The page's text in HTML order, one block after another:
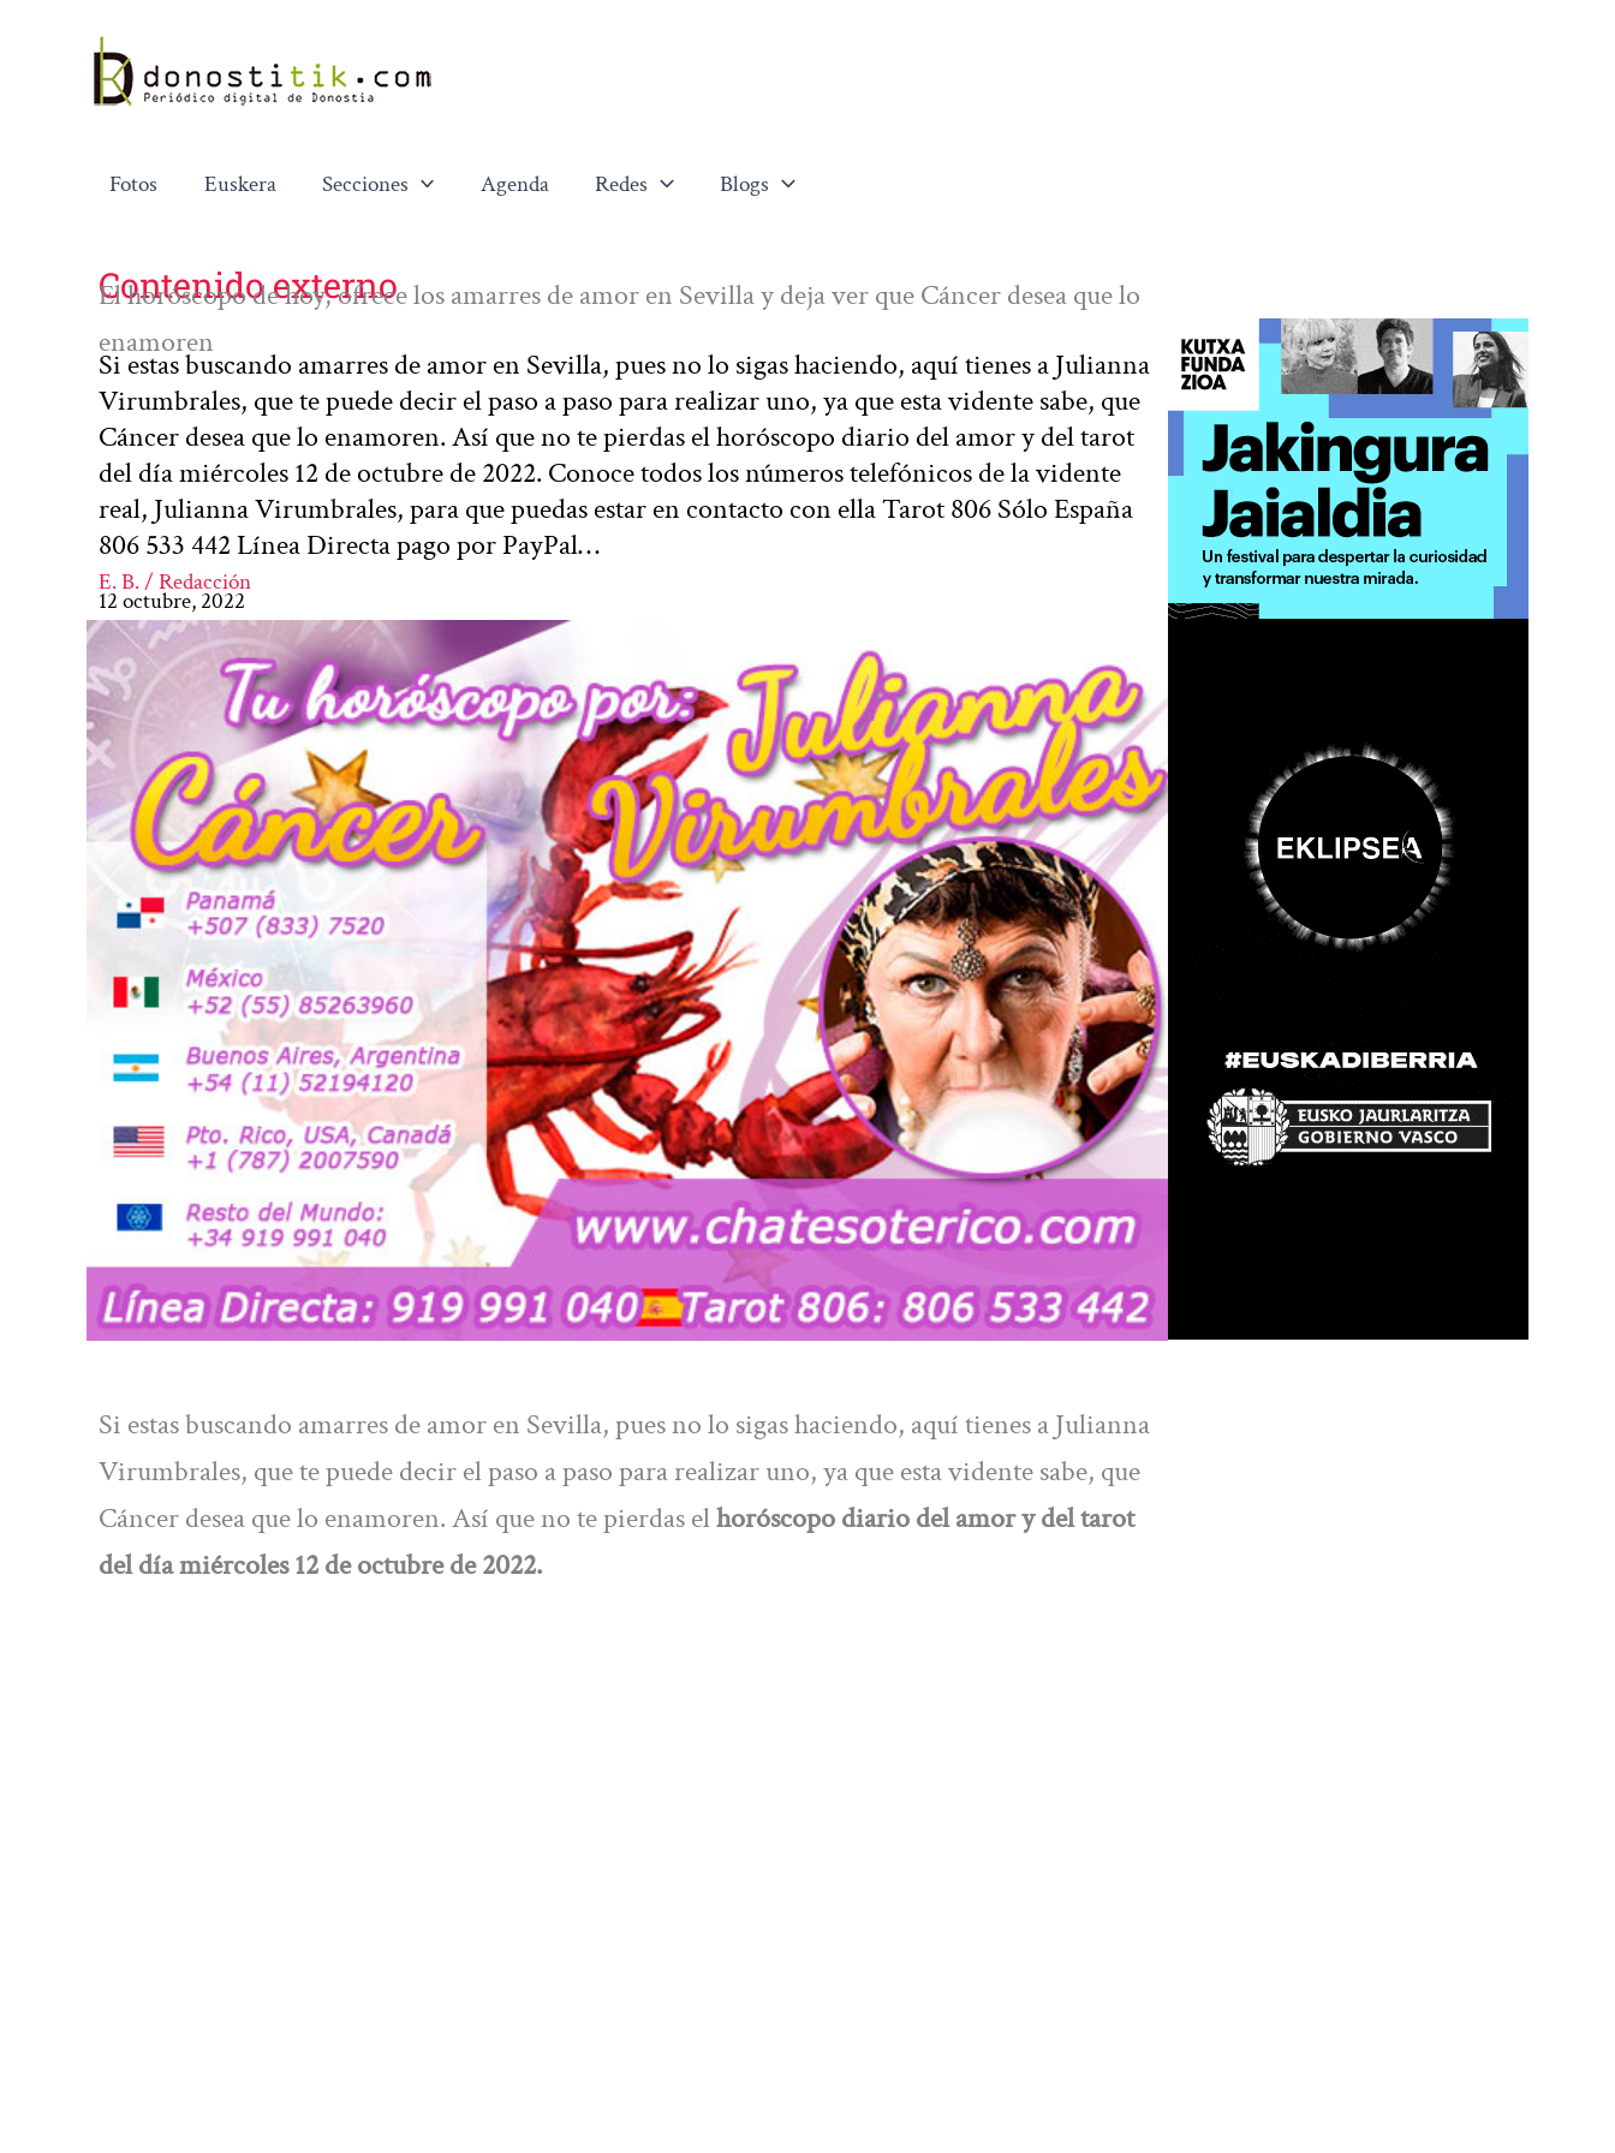
contenido
Fotos Euskera Secciones Agenda Redes Blogs
Contenido externo
El horóscopo de hoy, ofrece los amarres de amor en Sevilla y deja ver que Cáncer desea que lo
enamoren
Si estas buscando amarres de amor en Sevilla, pues no lo sigas haciendo, aquí tienes a Julianna
Virumbrales, que te puede decir el paso a paso para realizar uno, ya que esta vidente sabe, que
Cáncer desea que lo enamoren. Así que no te pierdas el horóscopo diario del amor y del tarot
del día miércoles 12 de octubre de 2022. Conoce todos los números telefónicos de la vidente
real, Julianna Virumbrales, para que puedas estar en contacto con ella Tarot 806 Sólo España
806 533 442 Línea Directa pago por PayPal…
E. B. / Redacción
12 octubre, 2022
Si estas buscando amarres de amor en Sevilla, pues no lo sigas haciendo, aquí tienes a Julianna
Virumbrales, que te puede decir el paso a paso para realizar uno, ya que esta vidente sabe, que
Cáncer desea que lo enamoren. Así que no te pierdas elhoróscopo diario del amor y del tarot
del día miércoles 12 de octubre de 2022.